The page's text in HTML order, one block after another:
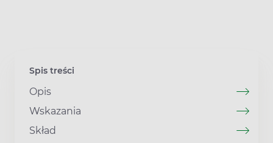
Spis treści
Opis
Wskazania
Skład